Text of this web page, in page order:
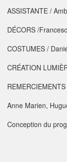
ASSISTANTE /
DÉCORS /
COSTUMES /
CRÉATION
Anne Marien,
Conception du